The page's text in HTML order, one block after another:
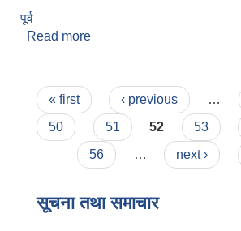
पूर्व
Read more
Pages
« first ‹ previous …
50
51 52 53
56
… next ›
सूचना तथा समाचार